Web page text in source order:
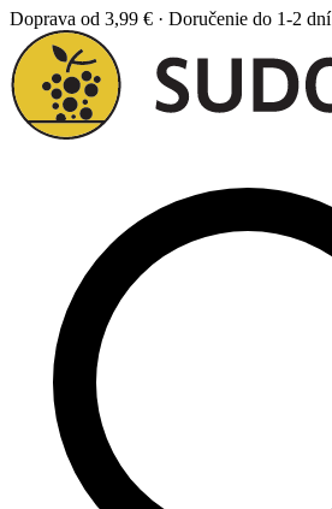
Doprava od 3,99 € · Doručenie do 1-2 dní